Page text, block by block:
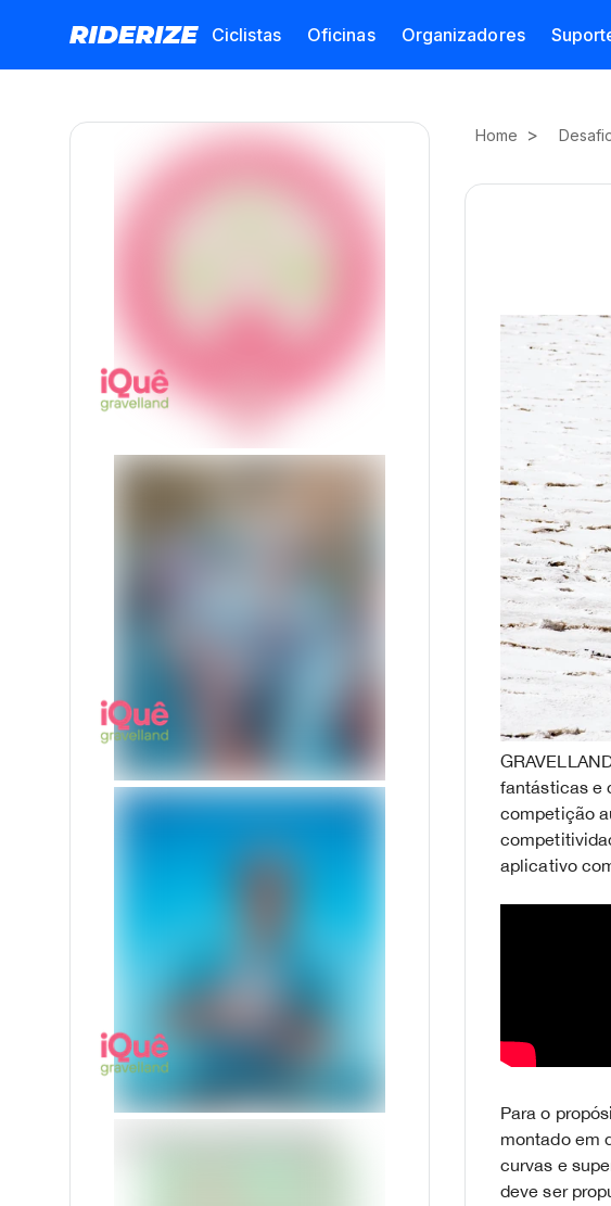
Ciclistas Oficinas Organizadores
Home >
fantásticas e
competição
aplicativo
Para o
montado em
curvas e
deve ser